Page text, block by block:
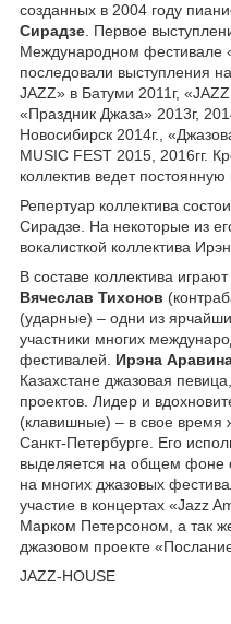
созданных в 2004 году
Сирадзе. Первое
Международном фестивале
последовали выступления
JAZZ» в Батуми 2011г,
«Праздник Джаза» 2013г,
Новосибирск 2014г.,
MUSIC FEST 2015, 2016гг.
коллектив ведет
Репертуар коллектива
Сирадзе. На некоторые из
вокалисткой коллектива
В составе коллектива
Вячеслав Тихонов
(ударные) – одни из
участники многих
фестивалей. Ирэна
Казахстане джазовая
проектов. Лидер и
(клавишные) – в свое время
Санкт-Петербурге. Его
выделяется на общем фоне
на многих джазовых
участие в концертах «Jazz
Марком Петерсоном, а так
джазовом проекте
JAZZ-HOUSE